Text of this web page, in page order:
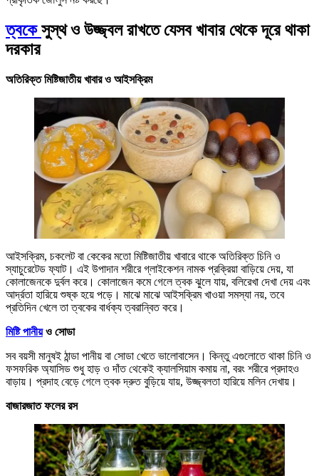
ত্বকেসুস্থ ও উজ্জ্বল রাখতে যেসব খাবার থেকে দূরে থাকা
দরকার
অতিরিক্ত মিষ্টিজাতীয় খাবার ও আইসক্রিম
আইসক্রিম, চকলেট বা কেকের মতো মিষ্টিজাতীয় খাবারে থাকে অতিরিক্ত চিনি ও
স্যাচুরেটেড ফ্যাট। এই উপাদান শরীরে গ্লাইকেশন নামক প্রক্রিয়া বাড়িয়ে দেয়, যা
কোলাজেনকে দুর্বল করে। কোলাজেন কমে গেলে ত্বক ঝুলে যায়, বলিরেখা দেখা দেয় এবং
আর্দ্রতা হারিয়ে শুষ্ক হয়ে পড়ে। মাঝে মাঝে আইসক্রিম খাওয়া সমস্যা নয়, তবে
প্রতিদিন খেলে তা ত্বকের বার্ধক্য ত্বরান্বিত করে।
মিষ্টি পানীয়ও সোডা
সব বয়সী মানুষই ঠান্ডা পানীয় বা সোডা খেতে ভালোবাসেন। কিন্তু এগুলোতে থাকা চিনি ও
ফসফরিক অ্যাসিড শুধু হাড় ও দাঁত থেকেই ক্যালসিয়াম কমায় না, বরং শরীরে প্রদাহও
বাড়ায়। প্রদাহ বেড়ে গেলে ত্বক দ্রুত বুড়িয়ে যায়, উজ্জ্বলতা হারিয়ে মলিন দেখায়।
বাজারজাত ফলের রস